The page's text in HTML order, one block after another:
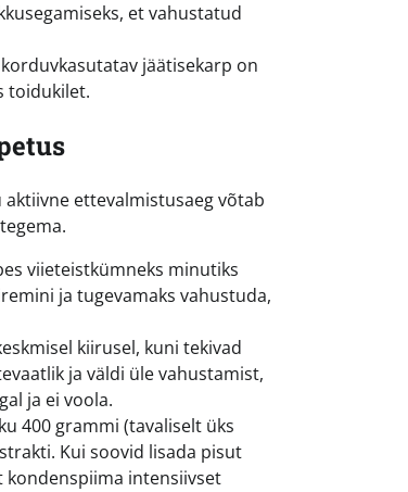
et vahustatud
jäätisekarp on
toidukilet.
ettevalmistusaeg võtab
viieteistkümneks minutiks
ja tugevamaks vahustuda,
kiirusel, kuni tekivad
ja väldi üle vahustamist,
ja ei voola.
400 grammi (tavaliselt üks
Kui soovid lisada pisut
kondenspiima intensiivset